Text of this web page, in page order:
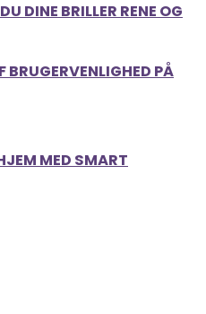
DINE BRILLER RENE OG
BRUGERVENLIGHED PÅ
MED SMART